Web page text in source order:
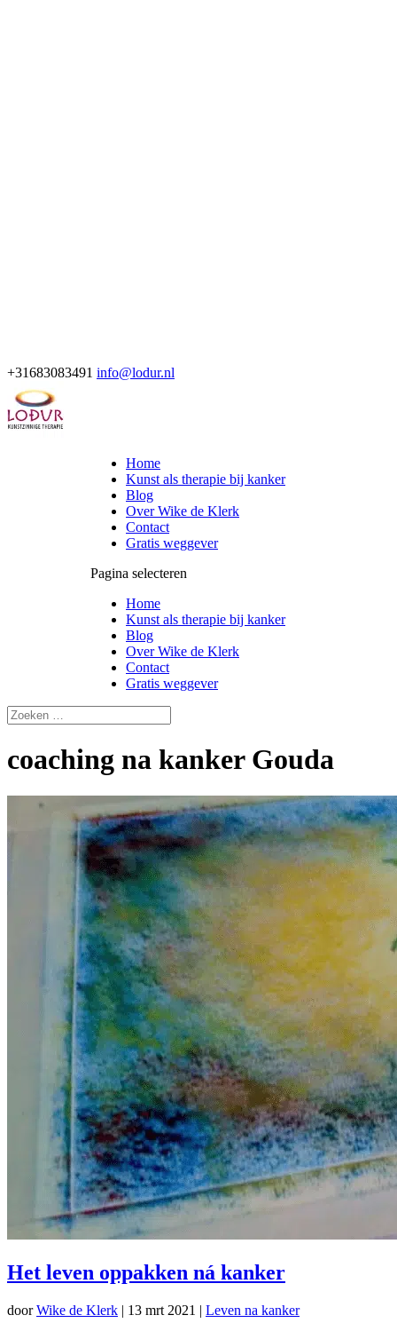
+31683083491 info@lodur.nl
Home
Kunst als therapie bij kanker
Blog
Over Wike de Klerk
Contact
Gratis weggever
Pagina selecteren
Home
Kunst als therapie bij kanker
Blog
Over Wike de Klerk
Contact
Gratis weggever
coaching na kanker Gouda
Het leven oppakken ná kanker
doorWike de Klerk | 13 mrt 2021 | Leven na kanker